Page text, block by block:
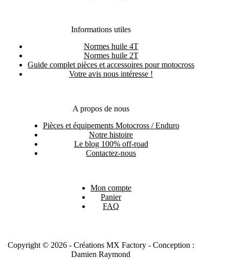
Informations utiles
Normes huile 4T
Normes huile 2T
Guide complet pièces et accessoires pour motocross
Votre avis nous intéresse !
A propos de nous
Pièces et équipements Motocross / Enduro
Notre histoire
Le blog 100% off-road
Contactez-nous
Mon compte
Panier
FAQ
Copyright © 2026 - Créations MX Factory - Conception :
Damien Raymond